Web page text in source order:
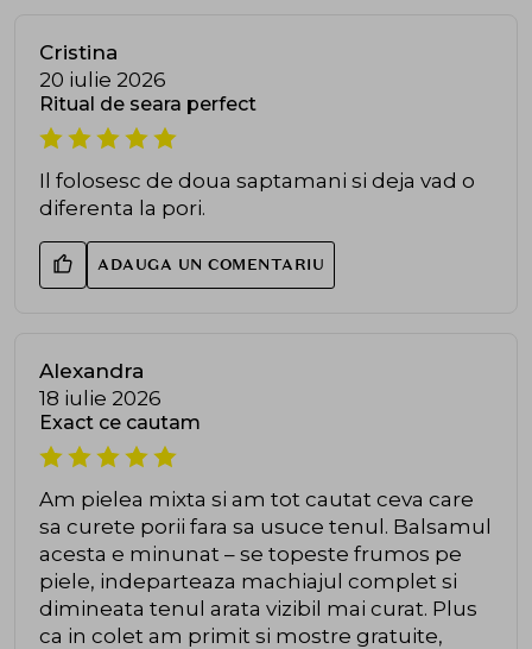
Cristina
20 iulie 2026
Ritual de seara perfect
Il folosesc de doua saptamani si deja vad o
diferenta la pori.
ADAUGA UN COMENTARIU
Alexandra
18 iulie 2026
Exact ce cautam
Am pielea mixta si am tot cautat ceva care
sa curete porii fara sa usuce tenul. Balsamul
acesta e minunat – se topeste frumos pe
piele, indeparteaza machiajul complet si
dimineata tenul arata vizibil mai curat. Plus
ca in colet am primit si mostre gratuite,